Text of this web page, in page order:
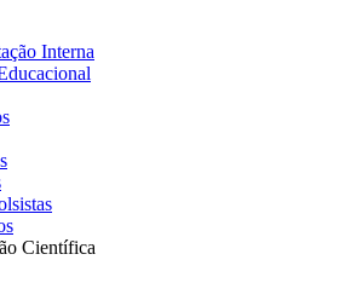
Interna
Científica